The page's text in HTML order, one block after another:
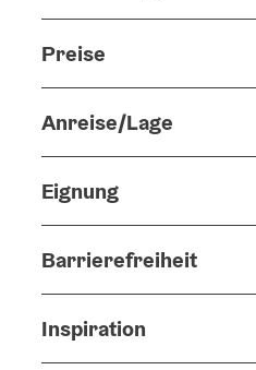
Preise
Anreise/Lage
Eignung
Barrierefreiheit
Inspiration